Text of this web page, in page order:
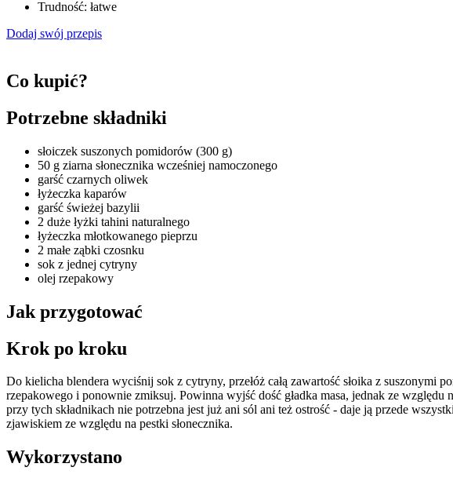
Trudność: łatwe
Dodaj swój przepis
Co kupić?
Potrzebne składniki
słoiczek suszonych pomidorów (300 g)
50 g ziarna słonecznika wcześniej namoczonego
garść czarnych oliwek
łyżeczka kaparów
garść świeżej bazylii
2 duże łyżki tahini naturalnego
łyżeczka młotkowanego pieprzu
2 małe ząbki czosnku
sok z jednej cytryny
olej rzepakowy
Jak przygotować
Krok po kroku
Do kielicha blendera wyciśnij sok z cytryny, przełóż całą zawartość słoika z suszonymi
rzepakowego i ponownie zmiksuj. Powinna wyjść dość gładka masa, jednak ze
przy tych składnikach nie potrzebna jest już ani sól ani też ostrość - daje ją przede
zjawiskiem ze względu na pestki słonecznika.
Wykorzystano